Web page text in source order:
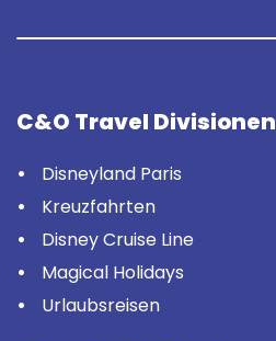
C&O Travel Divisionen
Disneyland Paris
Kreuzfahrten
Disney Cruise Line
Magical Holidays
Urlaubsreisen